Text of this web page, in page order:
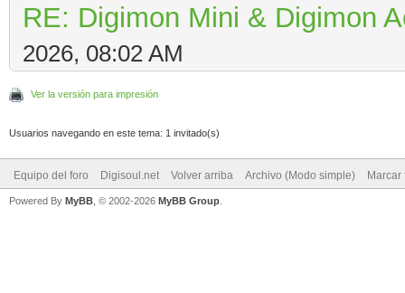
RE: Digimon Mini & Digimon
2026, 08:02 AM
Ver la versión para impresión
Usuarios navegando en este tema: 1 invitado(s)
Equipo del foro Digisoul.net Volver arriba Archivo (Modo simple) Marcar
Powered By MyBB , © 2002-2026 MyBB Group